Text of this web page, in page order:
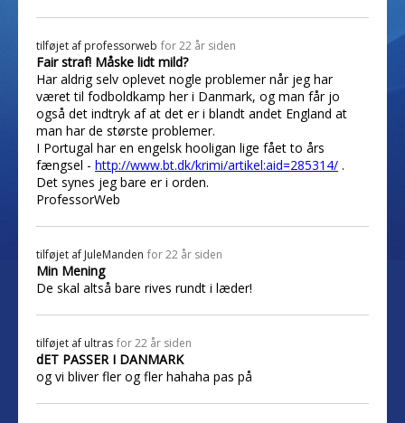
tilføjet af professorweb for 22 år siden
Fair straf! Måske lidt mild?
Har aldrig selv oplevet nogle problemer når jeg har
været til fodboldkamp her i Danmark, og man får jo
også det indtryk af at det er i blandt andet England at
man har de største problemer.
I Portugal har en engelsk hooligan lige fået to års
fængsel - http://www.bt.dk/krimi/artikel:aid=285314/ .
Det synes jeg bare er i orden.
ProfessorWeb
tilføjet af JuleManden for 22 år siden
Min Mening
De skal altså bare rives rundt i læder!
tilføjet af ultras for 22 år siden
dET PASSER I DANMARK
og vi bliver fler og fler hahaha pas på